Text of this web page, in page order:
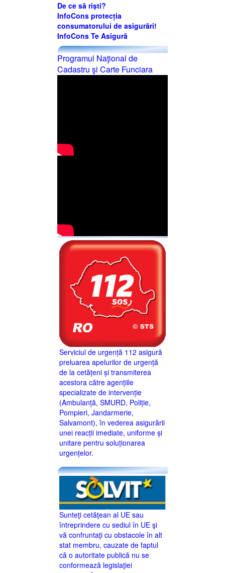
De ce să riști?
InfoCons protecția
consumatorului de asigurări!
InfoCons Te Asigură
Programul Naţional de
Cadastru şi Carte Funciara
Serviciul de urgență 112 asigură
preluarea apelurilor de urgență
de la cetățeni și transmiterea
acestora către agențiile
specializate de intervenție
(Ambulanță, SMURD, Poliție,
Pompieri, Jandarmerie,
Salvamont), în vederea asigurării
unei reacții imediate, uniforme și
unitare pentru soluționarea
urgențelor.
Sunteţi cetăţean al UE sau
întreprindere cu sediul în UE şi
vă confruntaţi cu obstacole în alt
stat membru, cauzate de faptul
că o autoritate publică nu se
conformează legislaţiei